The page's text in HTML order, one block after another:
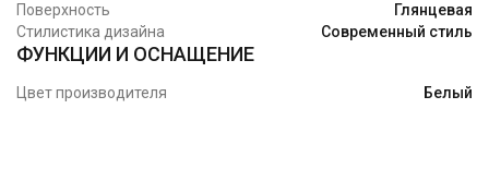
Поверхность
Глянцевая
Стилистика дизайна
Современный стиль
ФУНКЦИИ И ОСНАЩЕНИЕ
Цвет производителя Белый